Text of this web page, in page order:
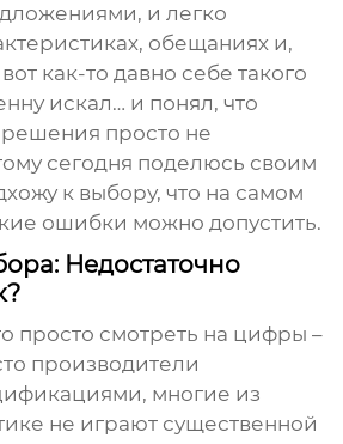
и легко
обещаниях и,
как-то давно себе такого
искал… и понял, что
просто не
сегодня поделюсь своим
к выбору, что на самом
ошибки можно допустить.
Недостаточно
просто смотреть на цифры –
производители
многие из
не играют существенной